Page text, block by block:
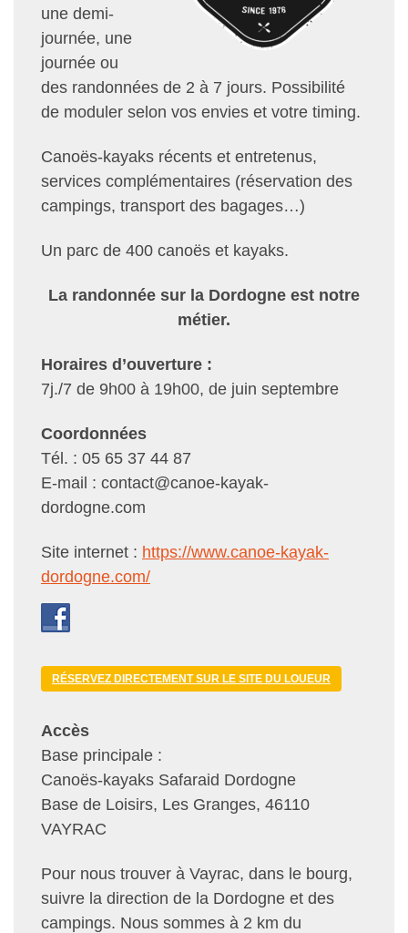
une demi-
journée, une
journée ou
des randonnées de 2 à 7 jours. Possibilité
de moduler selon vos envies et votre timing.
Canoës-kayaks récents et entretenus,
services complémentaires (réservation des
campings, transport des bagages…)
Un parc de 400 canoës et kayaks.
La randonnée sur la Dordogne est notre
métier.
Horaires d’ouverture :
7j./7 de 9h00 à 19h00, de juin septembre
Coordonnées
Tél. : 05 65 37 44 87
E-mail : contact@canoe-kayak-
dordogne.com
Site internet : https://www.canoe-kayak-
dordogne.com/
RÉSERVEZ DIRECTEMENT SUR LE SITE DU LOUEUR
Accès
Base principale :
Canoës-kayaks Safaraid Dordogne
Base de Loisirs, Les Granges, 46110
VAYRAC
Pour nous trouver à Vayrac, dans le bourg,
suivre la direction de la Dordogne et des
campings. Nous sommes à 2 km du